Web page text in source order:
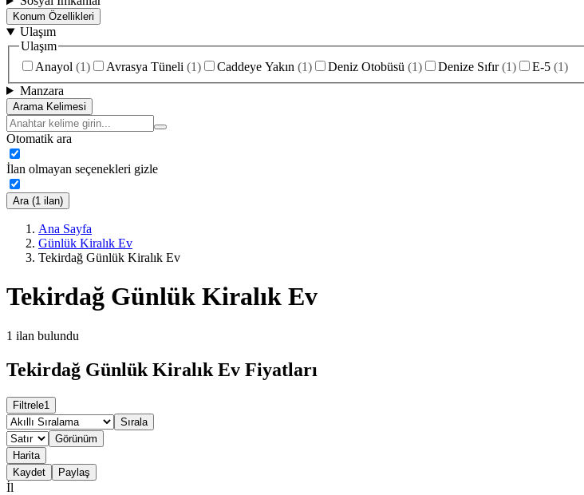
Konum Özellikleri
Ulaşım
Ulaşım
Anayol (1) Avrasya Tüneli (1) Caddeye Yakın (1) Deniz Otobüsü (1) Denize Sıfır (1) E-5 (1)
Manzara
Arama Kelimesi
Otomatik ara
İlan olmayan seçenekleri gizle
Ara (1 ilan)
Ana Sayfa
Günlük Kiralık Ev
Tekirdağ Günlük Kiralık Ev
Tekirdağ Günlük Kiralık Ev
1 ilan bulundu
Tekirdağ Günlük Kiralık Ev Fiyatları
Filtrele1
Sırala
Görünüm
Harita
Kaydet
Paylaş
İl